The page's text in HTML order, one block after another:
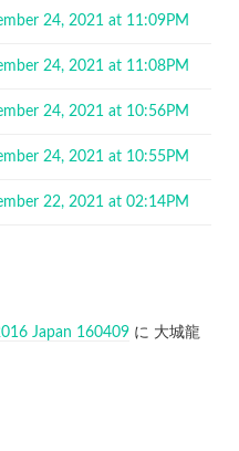
24, 2021 at 11:09PM
24, 2021 at 11:08PM
24, 2021 at 10:56PM
24, 2021 at 10:55PM
22, 2021 at 02:14PM
Japan 160409 に 大城龍